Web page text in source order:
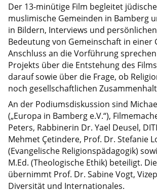
Der 13-minütige Film begleitet
muslimische Gemeinden in Bamberg
in Bildern, Interviews und
Bedeutung von Gemeinschaft in einer
Anschluss an die Vorführung
Projekts über die Entstehung des
darauf sowie über die Frage, ob
noch gesellschaftlichen
An der Podiumsdiskussion sind
(„Europa in Bamberg e.V.“),
Peters, Rabbinerin Dr. Yael Deusel,
Mehmet Çetindere, Prof. Dr. Stefanie
(Evangelische Religionspädagogik)
M.Ed. (Theologische Ethik) beteiligt.
übernimmt Prof. Dr. Sabine Vogt,
Diversität und Internationales.